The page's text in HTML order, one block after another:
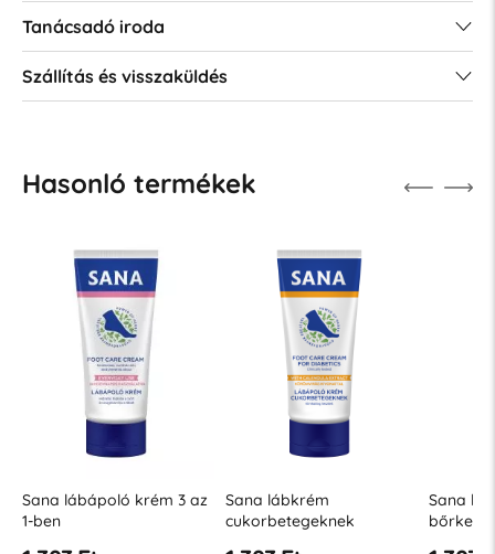
Tanácsadó iroda
Szállítás és visszaküldés
Hasonló termékek
Sana lábápoló krém 3 az
1-ben
Sana lábkrém
cukorbetegeknek
Sana